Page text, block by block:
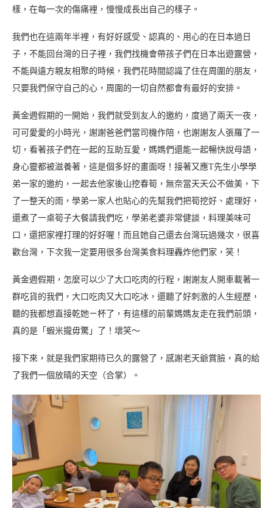
樣，在每一次的傷痛裡，慢慢成長出自己的樣子。
我們也在這兩年半裡，有好好感受、認真的、用心的在日本過日
子，不能回台灣的日子裡，我們找機會帶孩子們在日本出遊露營，
不能與遠方親友相聚的時候，我們花時間認識了住在周圍的朋友，
只要我們保守自己的心，周圍的一切自然都會有最好的安排。
黃金週假期的一開始，我們就受到友人的邀約，度過了兩天一夜，
可可愛愛的小時光，謝謝爸爸們當司機作陪，也謝謝友人張羅了一
切，看著孩子們在一起的互助互愛，媽媽們還能一起暢快說母語，
身心靈都被滋養著，這是個多好的畫面呀！接著又應T先生小學學
弟一家的邀約，一起去他家後山挖春筍，無奈當天天公不做美，下
了一整天的雨，學弟一家人也貼心的先幫我們把筍挖好、處理好，
還煮了一桌筍子大餐請我們吃，學弟老婆非常健談，料理美味可
口，還把家裡打理的好好喔！而且她自己還去台灣玩過幾次，很喜
歡台灣，下次我一定要用很多台灣美食料理轟炸他們家，笑！
黃金週假期，怎麼可以少了大口吃肉的行程，謝謝友人開車載著一
群吃貨的我們，大口吃肉又大口吃冰，還聽了好刺激的人生經歷，
聽的我都想直接乾她ㄧ杯了，有這樣的前輩媽媽友走在我們前頭，
真的是「蝦米攏毋驚」了！壞笑～
接下來，就是我們家期待已久的露營了，感謝老天爺賞臉，真的給
了我們一個放晴的天空（合掌）。